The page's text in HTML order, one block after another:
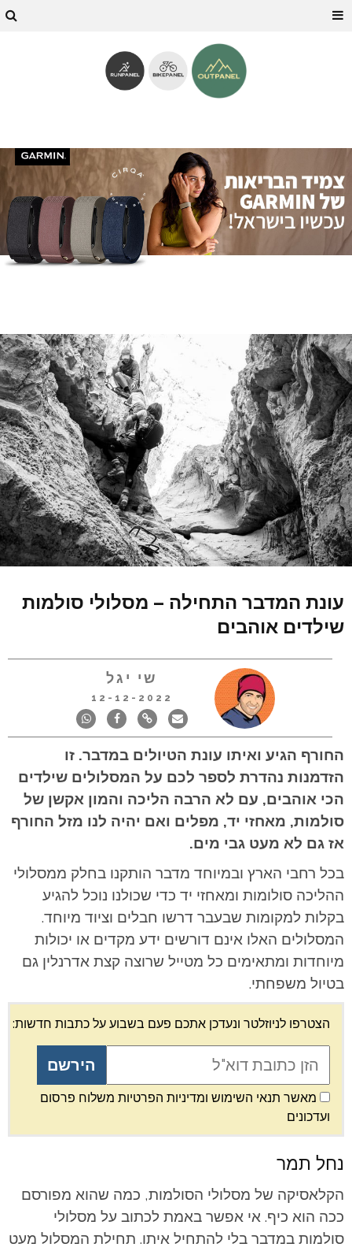
עונת המדבר התחילה – מסלולי סולמות
שילדים אוהבים
שי יגל
12-12-2022
החורף הגיע ואיתו עונת הטיולים במדבר. זו
הזדמנות נהדרת לספר לכם על המסלולים שילדים
הכי אוהבים, עם לא הרבה הליכה והמון אקשן של
סולמות, מאחזי יד, מפלים ואם יהיה לנו מזל החורף
אז גם לא מעט גבי מים.
בכל רחבי הארץ ובמיוחד מדבר הותקנו בחלק ממסלולי
ההליכה סולומות ומאחזי יד כדי שכולנו נוכל להגיע
בקלות למקומות שבעבר דרשו חבלים וציוד מיוחד.
המסלולים האלו אינם דורשים ידע מקדים או יכולות
מיוחדות ומתאימים כל מטייל שרוצה קצת אדרנלין גם
בטיול משפחתי.
הצטרפו לניוזלטר ונעדכן אתכם פעם בשבוע על כתבות חדשות:
מאשר תנאי השימוש ומדיניות הפרטיות משלוח פרסום
ועדכונים
נחל תמר
הקלאסיקה של מסלולי הסולמות, כמה שהוא מפורסם
ככה הוא כיף. אי אפשר באמת לכתוב על מסלולי
סולמות במדבר בלי להתחיל איתו. תחילת המסלול מעט